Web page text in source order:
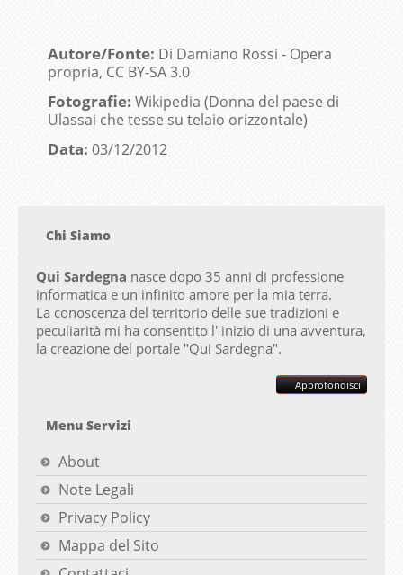
Autore/Fonte: Di Damiano Rossi - Opera
propria, CC BY-SA 3.0
Fotografie: Wikipedia (Donna del paese di
Ulassai che tesse su telaio orizzontale)
Data: 03/12/2012
Chi Siamo
Qui Sardegna nasce dopo 35 anni di professione
informatica e un infinito amore per la mia terra.
La conoscenza del territorio delle sue tradizioni e
peculiarità mi ha consentito l' inizio di una avventura,
la creazione del portale "Qui Sardegna".
Approfondisci
Menu Servizi
About
Note Legali
Privacy Policy
Mappa del Sito